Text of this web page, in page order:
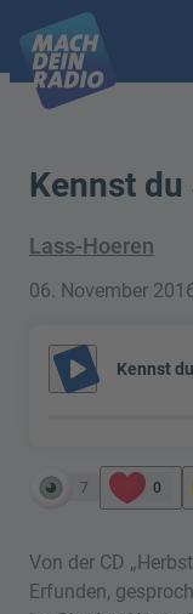
Kennst du
Lass-Hoeren
06. November
play_arrow Kennst
7 0
Von der CD
Erfunden,